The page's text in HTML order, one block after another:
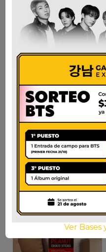
CHOCOTING
1.400
AÑADIR AL CARRITO
Ver Bases